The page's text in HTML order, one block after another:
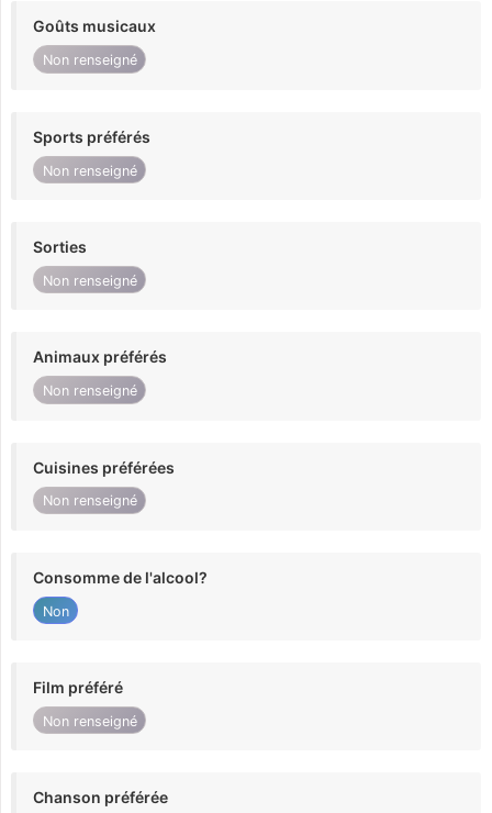
Goûts musicaux
Non renseigné
Sports préférés
Non renseigné
Sorties
Non renseigné
Animaux préférés
Non renseigné
Cuisines préférées
Non renseigné
Consomme de l'alcool?
Non
Film préféré
Non renseigné
Chanson préférée